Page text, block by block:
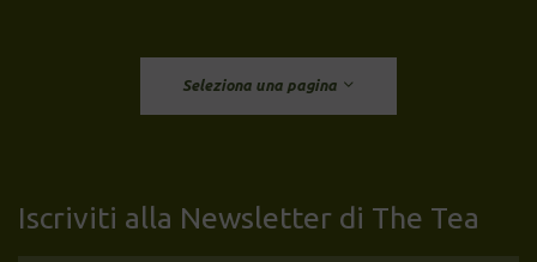
Seleziona una pagina
Iscriviti alla Newsletter di The Tea